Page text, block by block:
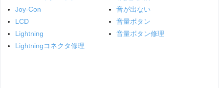
Joy-Con
LCD
Lightning
Lightningコネクタ修理
音が出ない
音量ボタン
音量ボタン修理